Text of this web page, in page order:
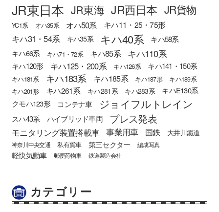
JR東日本 JR東海 JR西日本 JR貨物
YC1系 オハ35系 オハ50系 キハ11・25・75形
キハ31・54系 キハ35系 キハ40系 キハ58系
キハ66系 キハ71・72系 キハ85系 キハ110系
キハ120形 キハ125・200系 キハ126系 キハ141・150系
キハ181系 キハ183系 キハ185系 キハ187形
キハ189系
キハ201形
キハ261系 キハ281系 キハ283系
キハE130系
クモハ123形
コンテナ車 ジョイフルトレイン
スハ43系 ハイブリッド車両 プレス発表
モニタリング装置搭載車 事業用車 国鉄 大井川鐵道
神奈川中央交通 私有貨車 第三セクター 編成写真
軽快気動車 郵便荷物車 鉄道製造会社
カテゴリー